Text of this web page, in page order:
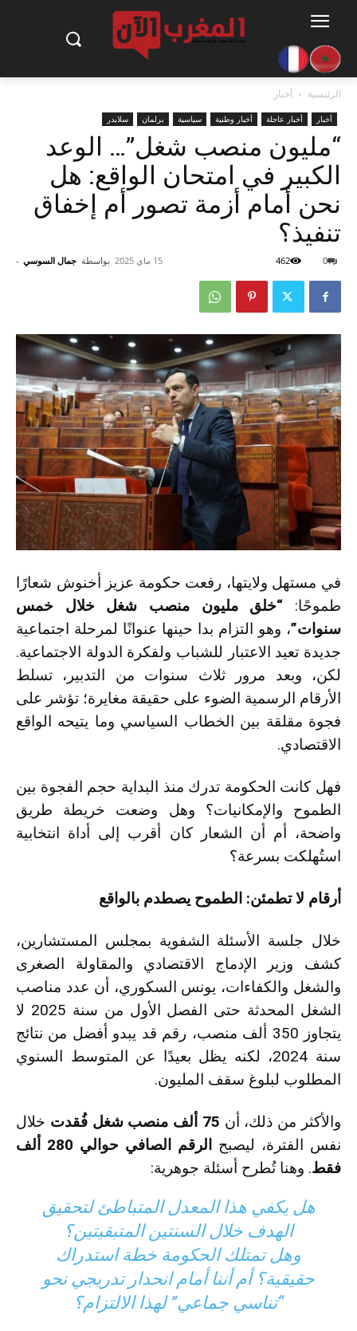
الرئيسية أخبار
أخبار أخبار عاجلة أخبار وطنية سياسية برلمان سلايدر
“مليون منصب شغل”… الوعد
الكبير في امتحان الواقع: هل
نحن أمام أزمة تصور أم إخفاق
تنفيذ؟
بواسطة جمال السوسي - 15 ماي 2025 0
462
في مستهل ولايتها، رفعت حكومة عزيز أخنوش شعارًا
طموحًا: “خلق مليون منصب شغل خلال خمس
سنوات”، وهو التزام بدا حينها عنوانًا لمرحلة اجتماعية
جديدة تعيد الاعتبار للشباب ولفكرة الدولة الاجتماعية.
لكن، وبعد مرور ثلاث سنوات من التدبير، تسلط
الأرقام الرسمية الضوء على حقيقة مغايرة؛ تؤشر على
فجوة مقلقة بين الخطاب السياسي وما يتيحه الواقع
الاقتصادي.
فهل كانت الحكومة تدرك منذ البداية حجم الفجوة بين
الطموح والإمكانيات؟ وهل وضعت خريطة طريق
واضحة، أم أن الشعار كان أقرب إلى أداة انتخابية
استُهلكت بسرعة؟
أرقام لا تطمئن: الطموح يصطدم بالواقع
خلال جلسة الأسئلة الشفوية بمجلس المستشارين،
كشف وزير الإدماج الاقتصادي والمقاولة الصغرى
والشغل والكفاءات، يونس السكوري، أن عدد مناصب
الشغل المحدثة حتى الفصل الأول من سنة 2025 لا
يتجاوز 350 ألف منصب، رقم قد يبدو أفضل من نتائج
سنة 2024، لكنه يظل بعيدًا عن المتوسط السنوي
المطلوب لبلوغ سقف المليون.
والأكثر من ذلك، أن 75 ألف منصب شغل فُقدت
خلال
نفس الفترة، ليصبح
الرقم الصافي حوالي 280 ألف
فقط. وهنا تُطرح أسئلة جوهرية:
هل يكفي هذا المعدل المتباطئ لتحقيق
الهدف خلال السنتين المتبقيتين؟
وهل تمتلك الحكومة خطة استدراك
حقيقية؟ أم أننا أمام انحدار تدريجي نحو
“تناسي جماعي” لهذا الالتزام؟